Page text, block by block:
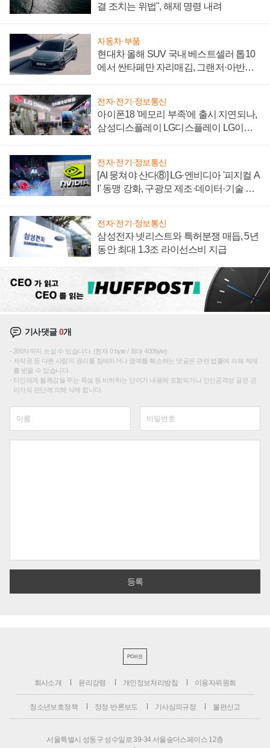
결 조치는 위법", 해제 명령 내려
자동차·부품
현대차 올해 SUV 국내 베스트셀러 톱10
에서 싼타페만 자리매김, 그랜저·아반떼
전자·전기·정보통신
아이폰18 '메모리 부족'에 출시 지연되나,
삼성디스플레이 LG디스플레이 LG이노
전자·전기·정보통신
[AI 뭉쳐야 산다⑧] LG·엔비디아 '피지컬 A
I' 동맹 강화, 구광모 제조·데이터·기술 결
전자·전기·정보통신
삼성전자 넷리스트와 특허분쟁 매듭, 5년
동안 최대 1.3조 라이선스비 지급
기사댓글0개
200자까지 쓰실 수 있습니다. (현재 0 byte / 최대 400byte)
저작권 등 다른 사람의 권리를 침해하거나 명예를 훼손하는 댓글은 관련 법률에 의해 제재
를 받을 수 있습니다.
타인에게 불쾌감을 주는 욕설 등 비하하는 단어가 내용에 포함되거나 인신공격성 글은 관
리자의 판단에 의해 삭제 합니다.
PC버전
회사소개 윤리강령 개인정보처리방침 이용자위원회
청소년보호정책 정정·반론보도 기사심의규정 불편신고
서울특별시 성동구 성수일로 39-34 서울숲더스페이스 12층